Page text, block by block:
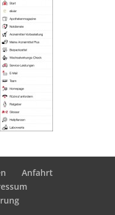
Anfahrt